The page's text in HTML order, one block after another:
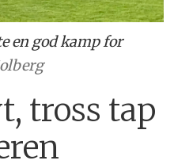
en god kamp for
tross tap